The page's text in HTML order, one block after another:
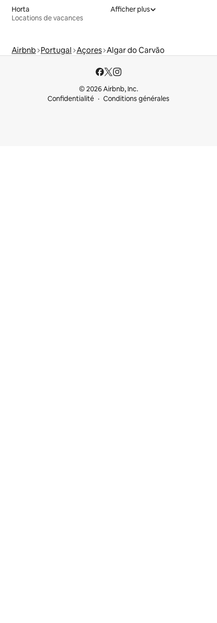
Horta
Locations de vacances
Afficher plus
Airbnb Portugal Açores Algar do Carvão
© 2026 Airbnb, Inc.
Confidentialité
Conditions générales